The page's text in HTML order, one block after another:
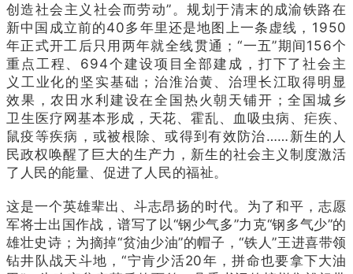
创造社会主义社会而劳动”。规划于清末的成渝铁路在
新中国成立前的40多年里还是地图上一条虚线，1950
年正式开工后只用两年就全线贯通；“一五”期间156个
重点工程、694个建设项目全部建成，打下了社会主
义工业化的坚实基础；治淮治黄、治理长江取得明显
效果，农田水利建设在全国热火朝天铺开；全国城乡
卫生医疗网基本形成，天花、霍乱、血吸虫病、疟疾、
鼠疫等疾病，或被根除、或得到有效防治……新生的人
民政权唤醒了巨大的生产力，新生的社会主义制度激活
了人民的能量、促进了人民的福祉。
这是一个英雄辈出、斗志昂扬的时代。为了和平，志愿
军将士出国作战，谱写了以“钢少气多”力克“钢多气少”的
雄壮史诗；为摘掉“贫油少油”的帽子，“铁人”王进喜带领
钻井队战天斗地，“宁肯少活20年，拼命也要拿下大油